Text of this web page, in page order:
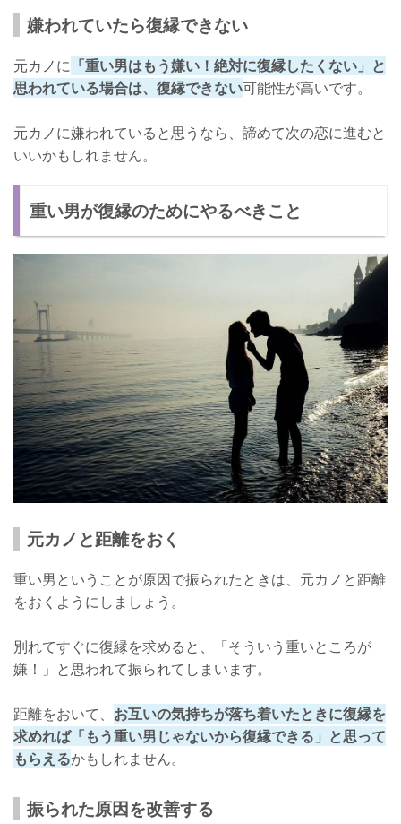
嫌われていたら復縁できない
元カノに 「重い男はもう嫌い！絶対に復縁したくない」と
思われている場合は、復縁できない可能性が高いです。
元カノに嫌われていると思うなら、諦めて次の恋に進むと
いいかもしれません。
重い男が復縁のためにやるべきこと
元カノと距離をおく
重い男ということが原因で振られたときは、元カノと距離
をおくようにしましょう。
別れてすぐに復縁を求めると、「そういう重いところが
嫌！」と思われて振られてしまいます。
距離をおいて、 お互いの気持ちが落ち着いたときに復縁を
求めれば「もう重い男じゃないから復縁できる」と思って
もらえるかもしれません。
振られた原因を改善する